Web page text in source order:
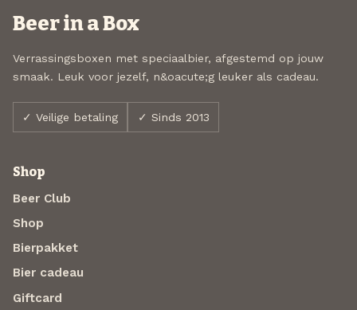
Beer in a Box
Verrassingsboxen met speciaalbier, afgestemd op jouw
smaak. Leuk voor jezelf, n&oacute;g leuker als cadeau.
✓ Veilige betaling ✓ Sinds 2013
Shop
Beer Club
Shop
Bierpakket
Bier cadeau
Giftcard